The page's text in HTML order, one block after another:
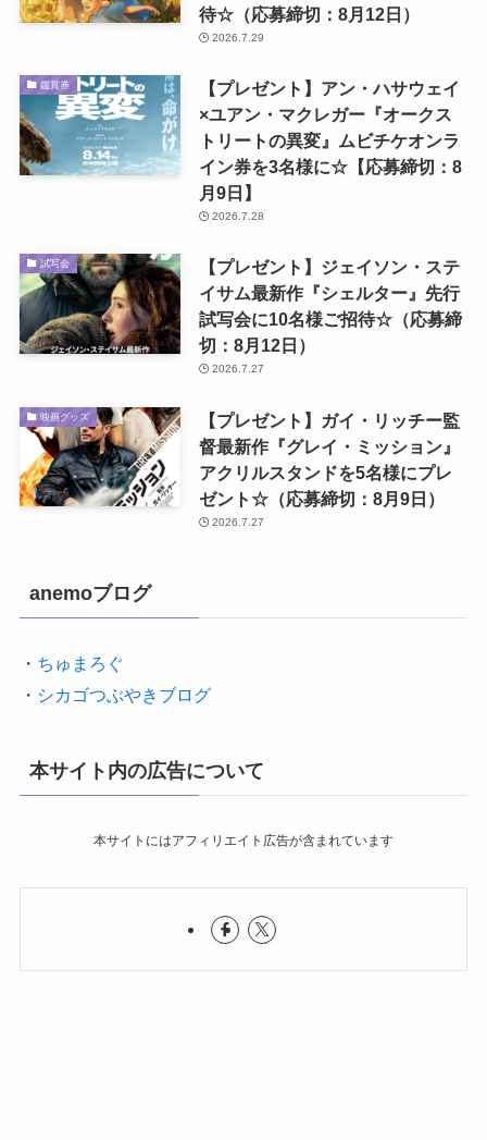
待☆（応募締切：8月12日）
2026.7.29
鑑賞券
【プレゼント】アン・ハサウェイ
×ユアン・マクレガー『オークス
トリートの異変』ムビチケオンラ
イン券を3名様に☆【応募締切：8
月9日】
2026.7.28
試写会
【プレゼント】ジェイソン・ステ
イサム最新作『シェルター』先行
試写会に10名様ご招待☆（応募締
切：8月12日）
2026.7.27
映画グッズ
【プレゼント】ガイ・リッチー監
督最新作『グレイ・ミッション』
アクリルスタンドを5名様にプレ
ゼント☆（応募締切：8月9日）
2026.7.27
anemoブログ
・ ちゅまろぐ
・ シカゴつぶやきブログ
本サイト内の広告について
本サイトにはアフィリエイト広告が含まれています